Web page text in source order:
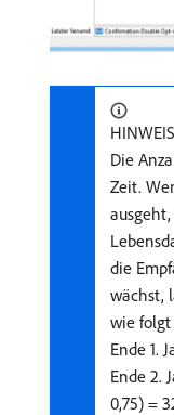
HINWEIS
Die
Zeit.
die
wächst,
wie
Ende 1.
Ende 2.
0,75) =